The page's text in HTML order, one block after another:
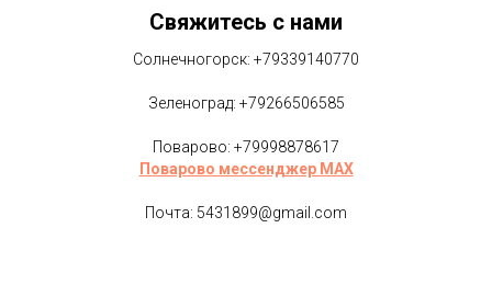
Свяжитесь с нами
Солнечногорск: +79339140770
Зеленоград: +79266506585
Поварово: +79998878617
Поварово мессенджер MAX
Почта: 5431899@gmail.com